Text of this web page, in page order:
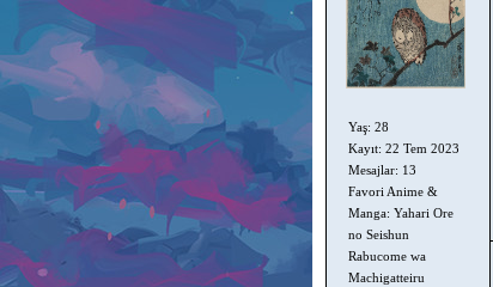
Yaş: 28
Kayıt: 22 Tem 2023
Mesajlar: 13
Favori Anime &
Manga: Yahari Ore
no Seishun
Rabucome wa
Machigatteiru